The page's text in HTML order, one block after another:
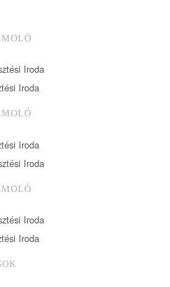
Iroda
Iroda
Iroda
Iroda
Iroda
Iroda